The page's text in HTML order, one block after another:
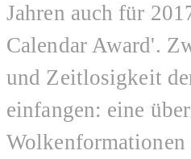
Jahren auch für
Calendar Award'.
und Zeitlosigkeit
einfangen: eine